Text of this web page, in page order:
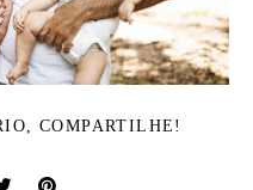
COMPARTILHE!